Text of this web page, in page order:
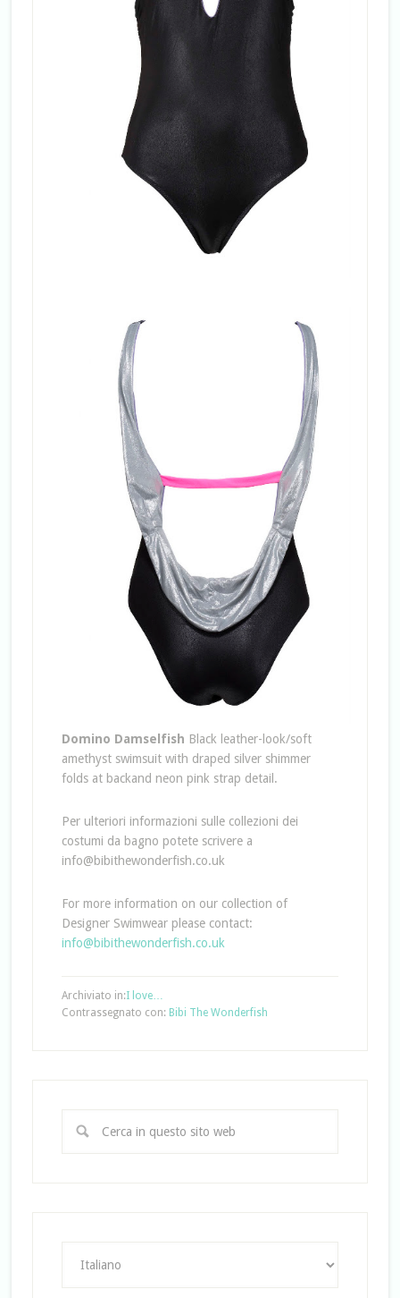
Domino Damselfish Black leather-look/soft
amethyst swimsuit with draped silver shimmer
folds at backand neon pink strap detail.
Per ulteriori informazioni sulle collezioni dei
costumi da bagno potete scrivere a
info@bibithewonderfish.co.uk
For more information on our collection of
Designer Swimwear please contact:
info@bibithewonderfish.co.uk
Archiviato in:I love…
Contrassegnato con: Bibi The Wonderfish